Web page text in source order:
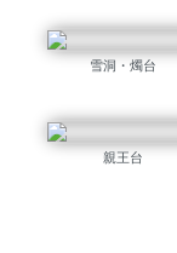
雪洞・燭台
親王台